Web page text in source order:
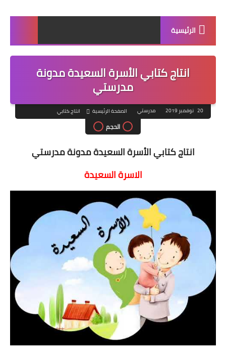
الرئيسية
انتاج كتابي الأسرة السعيدة مدونة
مدرستي
20 نوفمبر 2019 مدرستي الصفحة الرئيسية انتاج كتابي
الحجم
انتاج كتابي الأسرة السعيدة مدونة مدرستي
الاسرة السعيدة